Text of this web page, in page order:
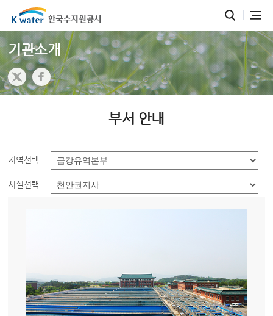
기관소개
부서 안내
지역선택
시설선택